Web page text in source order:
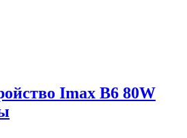
Imax B6 80W